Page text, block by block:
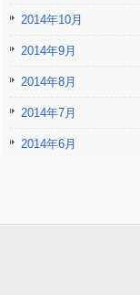
2014年10月
2014年9月
2014年8月
2014年7月
2014年6月